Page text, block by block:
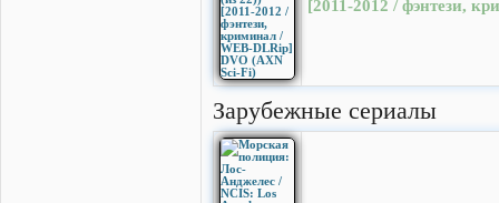
[2011-2012 / фэнтези,
Зарубежные сериалы